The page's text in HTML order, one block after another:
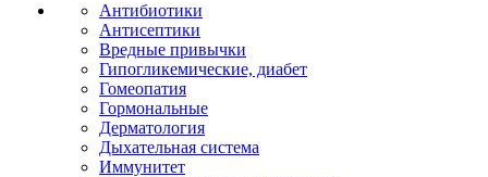
Антибиотики
Антисептики
Вредные привычки
Гипогликемические, диабет
Гомеопатия
Гормональные
Дерматология
Дыхательная система
Иммунитет